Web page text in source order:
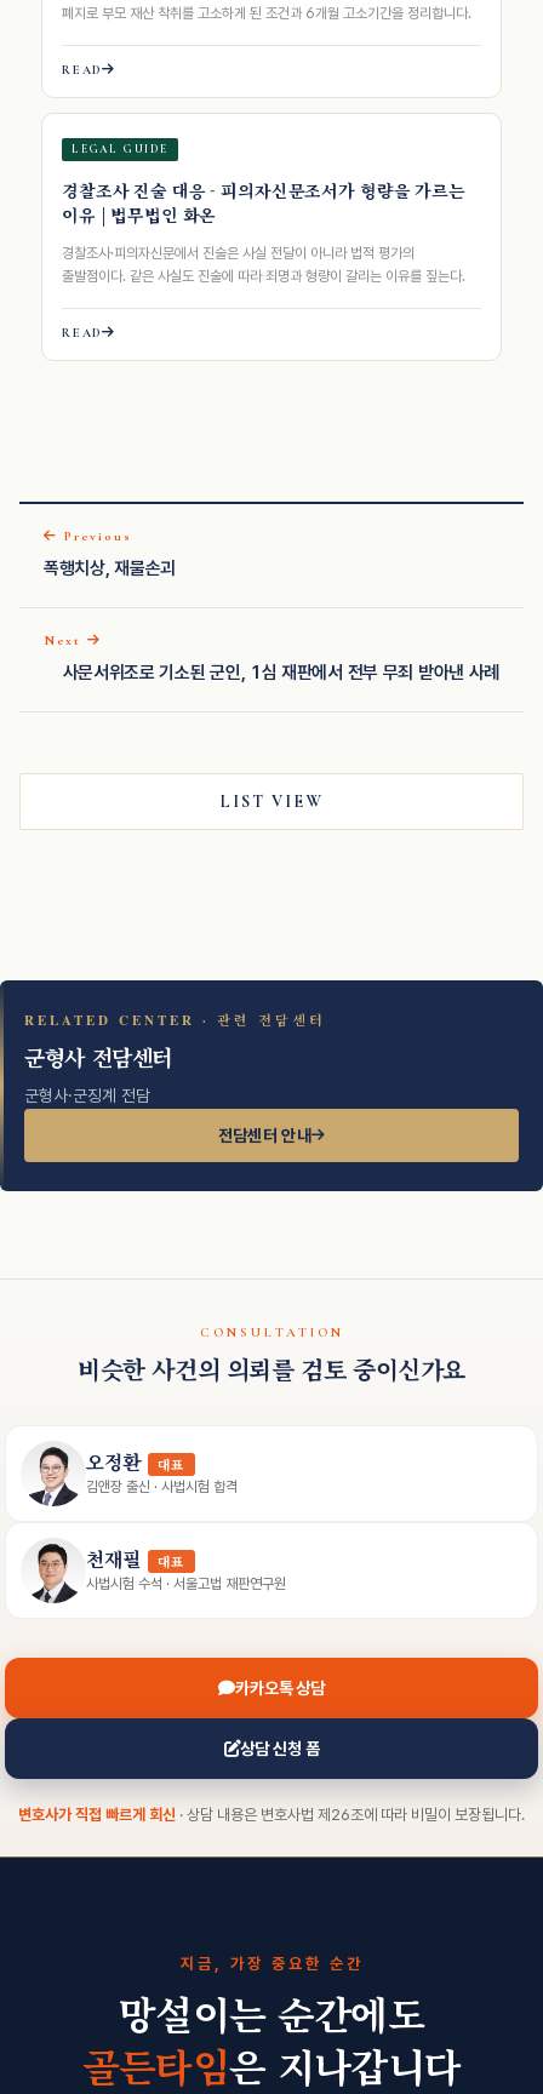
폐지로 부모 재산 착취를 고소하게 된 조건과 6개월 고소기간을 정리합니다.
READ
LEGAL GUIDE
경찰조사 진술 대응 - 피의자신문조서가 형량을 가르는
이유 | 법무법인 화온
경찰조사·피의자신문에서 진술은 사실 전달이 아니라 법적 평가의
출발점이다. 같은 사실도 진술에 따라 죄명과 형량이 갈리는 이유를 짚는다.
READ
Previous
폭행치상, 재물손괴
Next
사문서위조로 기소된 군인, 1심 재판에서 전부 무죄 받아낸 사례
LIST VIEW
RELATED CENTER · 관련 전담센터
군형사 전담센터
군형사·군징계 전담
전담센터 안내
CONSULTATION
비슷한 사건의 의뢰를 검토 중이신가요
오정환 대표
김앤장 출신 · 사법시험 합격
천재필 대표
사법시험 수석 · 서울고법 재판연구원
카카오톡 상담
상담 신청 폼
변호사가 직접 빠르게 회신 · 상담 내용은 변호사법 제26조에 따라 비밀이 보장됩니다.
지금, 가장 중요한 순간
망설이는 순간에도
골든타임은 지나갑니다